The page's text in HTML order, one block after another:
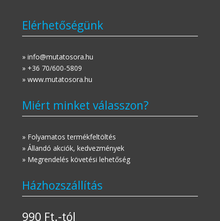
Elérhetőségünk
» info@mutatosora.hu
» +36 70/600-5809
» www.mutatosora.hu
Miért minket válasszon?
» Folyamatos termékfeltöltés
» Állandó akciók, kedvezmények
» Megrendelés követési lehetőség
Házhozszállítás
990 Ft.-tól